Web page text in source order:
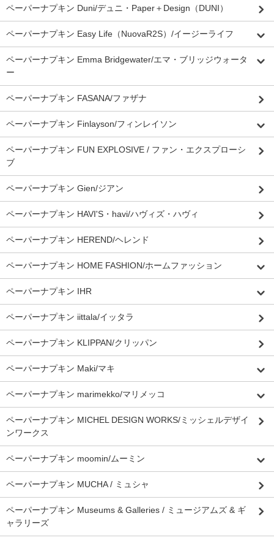
ペーパーナプキン Duni/デュニ・Paper＋Design（DUNI）
ペーパーナプキン Easy Life（NuovaR2S）/イージーライフ
ペーパーナプキン Emma Bridgewater/エマ・ブリッジウォータ
ー
ペーパーナプキン FASANA/ファザナ
ペーパーナプキン Finlayson/フィンレイソン
ペーパーナプキン FUN EXPLOSIVE / ファン・エクスプローシ
ブ
ペーパーナプキン Gien/ジアン
ペーパーナプキン HAVI'S・havi/ハヴィズ・ハヴィ
ペーパーナプキン HEREND/ヘレンド
ペーパーナプキン HOME FASHION/ホームファッション
ペーパーナプキン IHR
ペーパーナプキン iittala/イッタラ
ペーパーナプキン KLIPPAN/クリッパン
ペーパーナプキン Maki/マキ
ペーパーナプキン marimekko/マリメッコ
ペーパーナプキン MICHEL DESIGN WORKS/ミッシェルデザイ
ンワークス
ペーパーナプキン moomin/ムーミン
ペーパーナプキン MUCHA / ミュシャ
ペーパーナプキン Museums & Galleries / ミュージアムズ & ギ
ャラリーズ